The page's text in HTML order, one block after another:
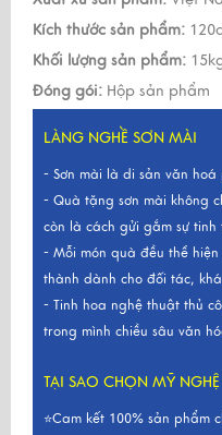
Kích thước sản phẩm:
Khối lượng sản phẩm:
Đóng gói: Hộp sản phẩm
LÀNG NGHỀ SƠN MÀI
- Sơn mài là di sản văn
- Quà tặng sơn mài không
còn là cách gửi gắm sự
- Mỗi món quà đều thể
thành dành cho đối tác,
- Tinh hoa nghệ thuật thủ
trong mình chiều sâu văn
TẠI SAO CHỌN MỸ NGHỆ
⭐Cam kết 100% sản phẩm